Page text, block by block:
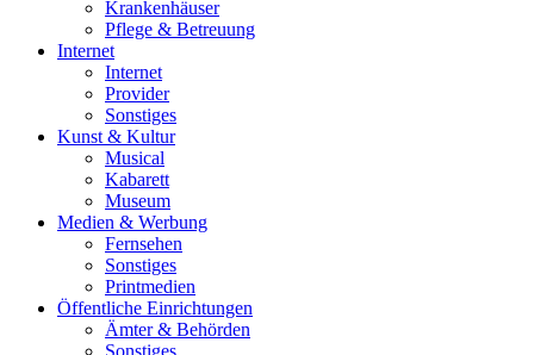
Krankenhäuser
Pflege & Betreuung
Internet
Internet
Provider
Sonstiges
Kunst & Kultur
Musical
Kabarett
Museum
Medien & Werbung
Fernsehen
Sonstiges
Printmedien
Öffentliche Einrichtungen
Ämter & Behörden
Sonstiges